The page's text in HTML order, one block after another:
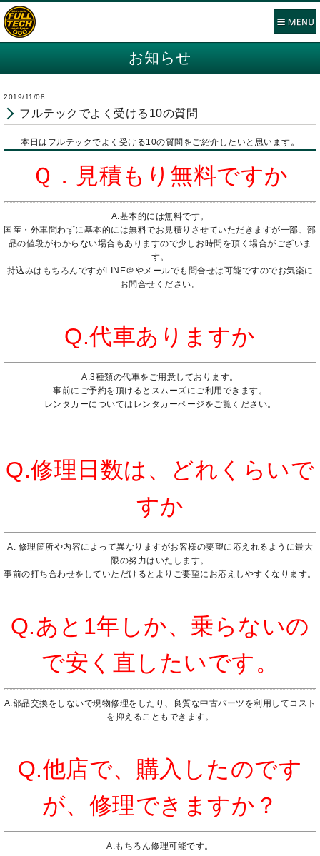
お知らせ
2019/11/08
フルテックでよく受ける10の質問
本日はフルテックでよく受ける10の質問をご紹介したいと思います。
Ｑ．見積もり無料ですか
A.基本的には無料です。
国産・外車問わずに基本的には無料でお見積りさせていただきますが一部、部
品の値段がわからない場合もありますので少しお時間を頂く場合がございま
す。
持込みはもちろんですがLINE＠やメールでも問合せは可能ですのでお気楽に
お問合せください。
Q.代車ありますか
A.3種類の代車をご用意しております。
事前にご予約を頂けるとスムーズにご利用できます。
レンタカーについては レンタカーページ をご覧ください。
Q.修理日数は、どれくらいで
すか
A. 修理箇所や内容によって異なりますがお客様の要望に応えれるように最大
限の努力はいたします。
事前の打ち合わせをしていただけるとよりご要望にお応えしやすくなります。
Q.あと1年しか、乗らないの
で安く直したいです。
A.部品交換をしないで現物修理をしたり、良質な中古パーツを利用してコスト
を抑えることもできます。
Q.他店で、購入したのです
が、修理できますか？
A.もちろん修理可能です。